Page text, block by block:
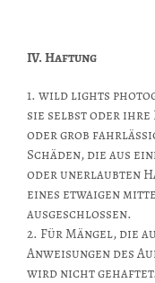
IV. Haftung
1. wild lights
sie selbst oder
oder grob
Schäden, die aus
oder unerlaubten
eines etwaigen
ausgeschlossen.
2. Für Mängel, die
Anweisungen des
wird nicht gehaftet.